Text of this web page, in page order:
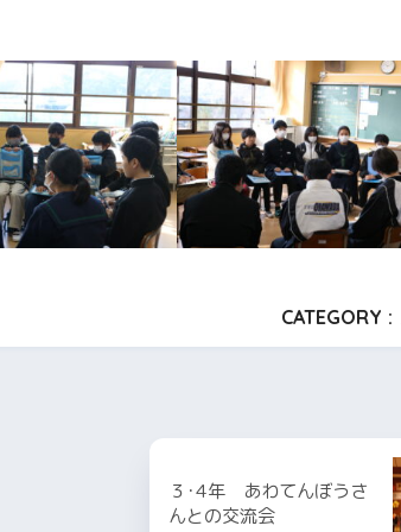
CATEGORY :
３･4年 あわてんぼうさ
んとの交流会